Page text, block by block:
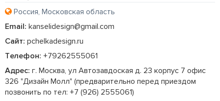
Россия, Московская область
Email: kanselidesign@gmail.com
Сайт: pchelkadesign.ru
Телефон: +79262555061
Адрес: г. Москва, ул Автозавдоская д. 23 корпус 7 офис
326 "Дизайн Молл" (предварительно перед приездом
позвонить по тел: +7 (926) 2555061)